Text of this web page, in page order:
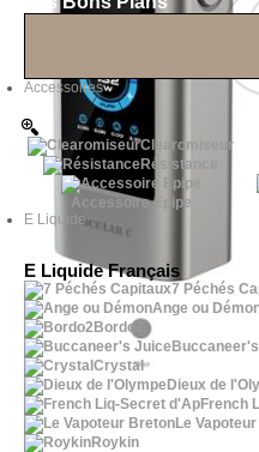
Accessoires
Clearomiseur
Résistance
Accessoire Epipe
E Liquide
E Liquide Français
7 Péchés
Ange ou
Bordo2
Crystal
Dieux de
French
Le
Roykin